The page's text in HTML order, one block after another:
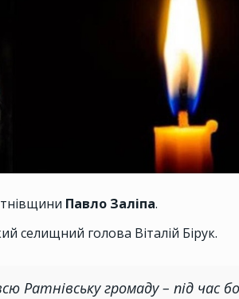
Павло Заліпа.
селищний голова Віталій Бірук.
Ратнівську громаду – під час